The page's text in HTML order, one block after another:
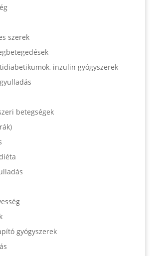
szerek
inzulin gyógyszerek
betegségek
gyógyszerek